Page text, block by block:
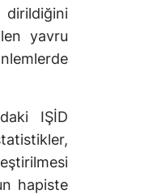
yavru
IŞİD
hapiste